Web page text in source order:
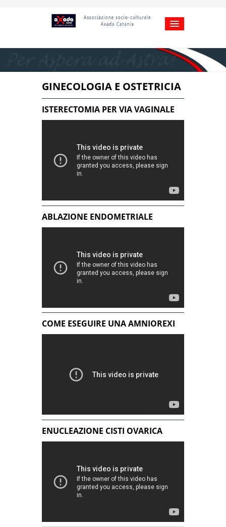
GINECOLOGIA E OSTETRICIA
ISTERECTOMIA PER VIA VAGINALE
ABLAZIONE ENDOMETRIALE
COME ESEGUIRE UNA AMNIOREXI
ENUCLEAZIONE CISTI OVARICA